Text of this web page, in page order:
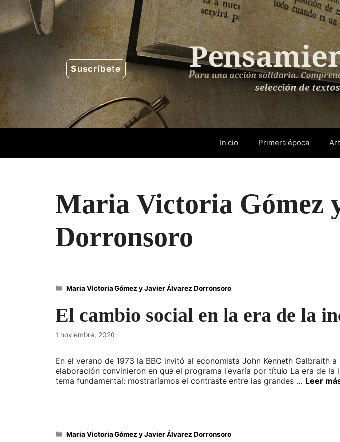
Saltar
al
contenido
Suscríbete
Inicio Primera época
Maria Victoria Gómez
Dorronsoro
El cambio social en la era de la
1 noviembre, 2020
En el verano de 1973 la BBC invitó al economista John Kenneth Galbraith
elaboración convinieron en que el programa llevaría por título La era de
tema fundamental: mostraríamos el contraste entre las grandes … Leer
Categorías
Maria Victoria Gómez y Javier Álvarez Dorronsoro
Categorías
Maria Victoria Gómez y Javier Álvarez Dorronsoro